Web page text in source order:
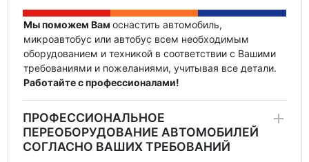
Мы поможем Вам оснастить автомобиль,
микроавтобус или автобус всем необходимым
оборудованием и техникой в соответствии с Вашими
требованиями и пожеланиями, учитывая все детали.
Работайте с профессионалами!
ПРОФЕССИОНАЛЬНОЕ
ПЕРЕОБОРУДОВАНИЕ АВТОМОБИЛЕЙ
СОГЛАСНО ВАШИХ ТРЕБОВАНИЙ